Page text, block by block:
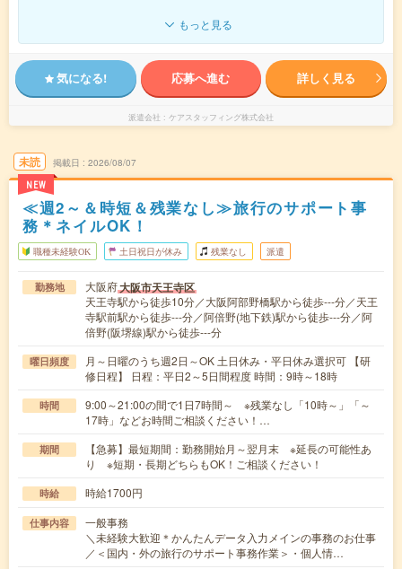
もっと見る
気になる! 応募へ進む 詳しく見る
派遣会社 ケアスタッフィング株式会社
未読
NEW
掲載日 2026/08/07
≪週2～＆時短＆残業なし≫旅行のサポート事
務＊ネイルOK！
職種未経験OK 土日祝日が休み 残業なし 派遣
勤務地 大阪府大阪市天王寺区
天王寺駅から徒歩10分／大阪阿部野橋駅から徒歩---分／天王
寺駅前駅から徒歩---分／阿倍野(地下鉄)駅から徒歩---分／阿
倍野(阪堺線)駅から徒歩---分
曜日頻度
月～日曜のうち週2日～OK 土日休み・平日休み選択可 【研
修日程】 日程：平日2～5日間程度 時間：9時～18時
時間
9:00～21:00の間で1日7時間～ ※残業なし「10時～」「～
17時」などお時間ご相談ください！…
期間
【急募】最短期間：勤務開始月～翌月末 ※延長の可能性あ
り ※短期・長期どちらもOK！ご相談ください！
時給 時給1700円
仕事内容
一般事務
＼未経験大歓迎＊かんたんデータ入力メインの事務のお仕事
／＜国内・外の旅行のサポート事務作業＞・個人情…